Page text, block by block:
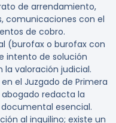
de arrendamiento,
comunicaciones con el
de cobro.
(burofax o burofax con
intento de solución
la valoración judicial.
el Juzgado de Primera
redacta la
esencial.
al inquilino; existe un